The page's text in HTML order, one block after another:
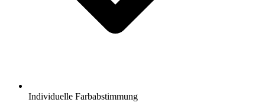
Individuelle Farbabstimmung